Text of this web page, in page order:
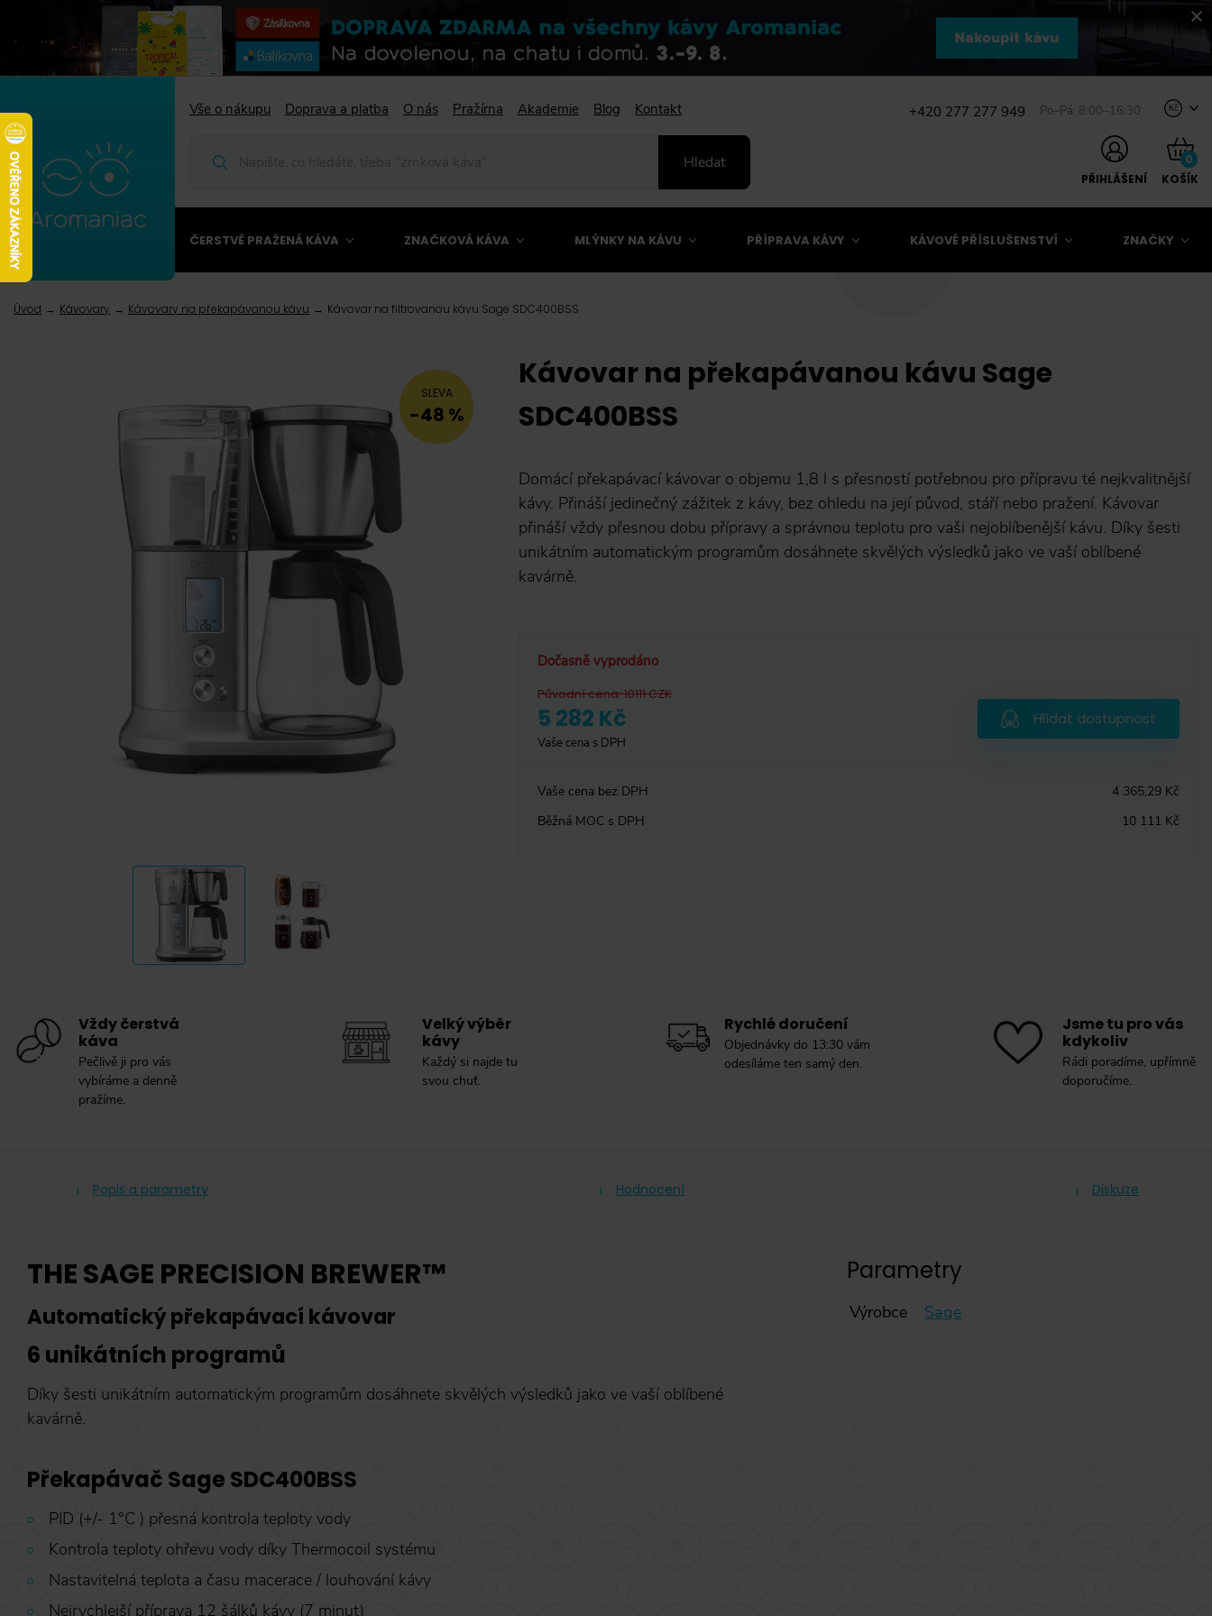
Vše o nákupu Doprava a platba O nás Pražírna Akademie Blog Kontakt
Hledat
+420 277 277 949 Po–Pá: 8:00–16:30 Kč
PŘIHLÁŠENÍ
0
KOŠÍK
ČERSTVĚ PRAŽENÁ KÁVA ZNAČKOVÁ KÁVA MLÝNKY NA KÁVU PŘÍPRAVA KÁVY KÁVOVÉ PŘÍSLUŠENSTVÍ ZNAČKY
Úvod Kávovary Kávovary na překapávanou kávu Kávovar na filtrovanou kávu Sage SDC400BSS
SLEVA
-48 %
Kávovar na překapávanou kávu Sage
SDC400BSS
Domácí překapávací kávovar o objemu 1,8 l s přesností potřebnou pro přípravu té nejkvalitnější
kávy. Přináší jedinečný zážitek z kávy, bez ohledu na její původ, stáří nebo pražení. Kávovar
přináší vždy přesnou dobu přípravy a správnou teplotu pro vaši nejoblíbenější kávu. Díky šesti
unikátním automatickým programům dosáhnete skvělých výsledků jako ve vaší oblíbené
kavárně.
Dočasně vyprodáno
Původní cena:10111CZK
5 282 Kč
Vaše cena s DPH
Hlídat dostupnost
Vaše cena bez DPH
4 365,29 Kč
Běžná MOC s DPH
10 111 Kč
Vždy čerstvá
káva
Pečlivě ji pro vás
vybíráme a denně
pražíme.
Velký výběr
kávy
Každý si najde tu
svou chuť.
Rychlé doručení
Objednávky do 13:30 vám
odesíláme ten samý den.
Jsme tu pro vás
kdykoliv
Rádi poradíme, upřímně
doporučíme.
Popis a parametry Hodnocení Diskuze
THE SAGE PRECISION BREWER™
Automatický překapávací kávovar
6 unikátních programů
Díky šesti unikátním automatickým programům dosáhnete skvělých výsledků jako ve vaší oblíbené
kavárně.
Překapávač Sage SDC400BSS
PID (+/- 1°C ) přesná kontrola teploty vody
Kontrola teploty ohřevu vody díky Thermocoil systému
Nastavitelná teplota a času macerace / louhování kávy
Nejrychlejší příprava 12 šálků kávy (7 minut)
Parametry
Výrobce Sage